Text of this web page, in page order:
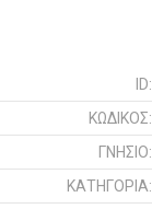
ID:
ΚΩΔΙΚΌΣ:
ΓΝΉΣΙΟ:
ΚΑΤΗΓΟΡΊΑ: